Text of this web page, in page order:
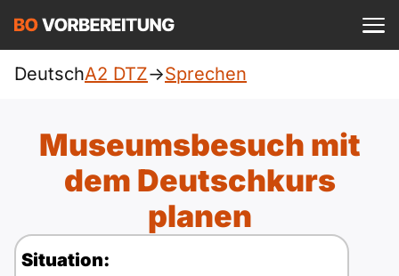
DTZ
Allgemein
Beruf
telc
Deutsch
Türkisch
A1 Allgemein
A2 Allgemein
Einloggen ist kostenlos?
DeutschA2 DTZ->Sprechen
Museumsbesuch mit
dem Deutschkurs
planen
Situation: